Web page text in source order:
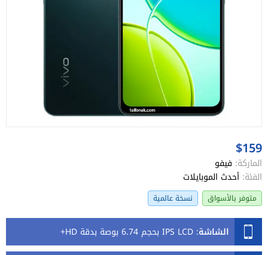
$159
الماركة: فيفو
الفئة: أحدث الموبايلات
متوفر بالأسواق نسخة عالمية
الشاشة: IPS LCD بحجم 6.74 بوصة بدقة HD+